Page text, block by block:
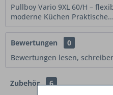
Pullboy Vario 9XL 60/H –
moderne Küchen Praktische...
Bewertungen
0
Bewertungen lesen,
Zubehör 6